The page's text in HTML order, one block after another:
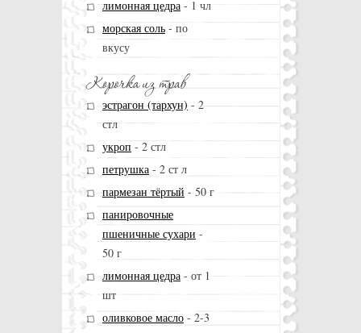
лимонная цедра- 1 чл
морская соль-по
вкусу
эстрагон (тархун)- 2
стл
укроп-2 стл
петрушка- 2 ст л
пармезан тёртый - 50 г
панировочные
пшеничные сухари -
50 г
лимонная цедра- от 1
шт
оливковое масло- 2-3